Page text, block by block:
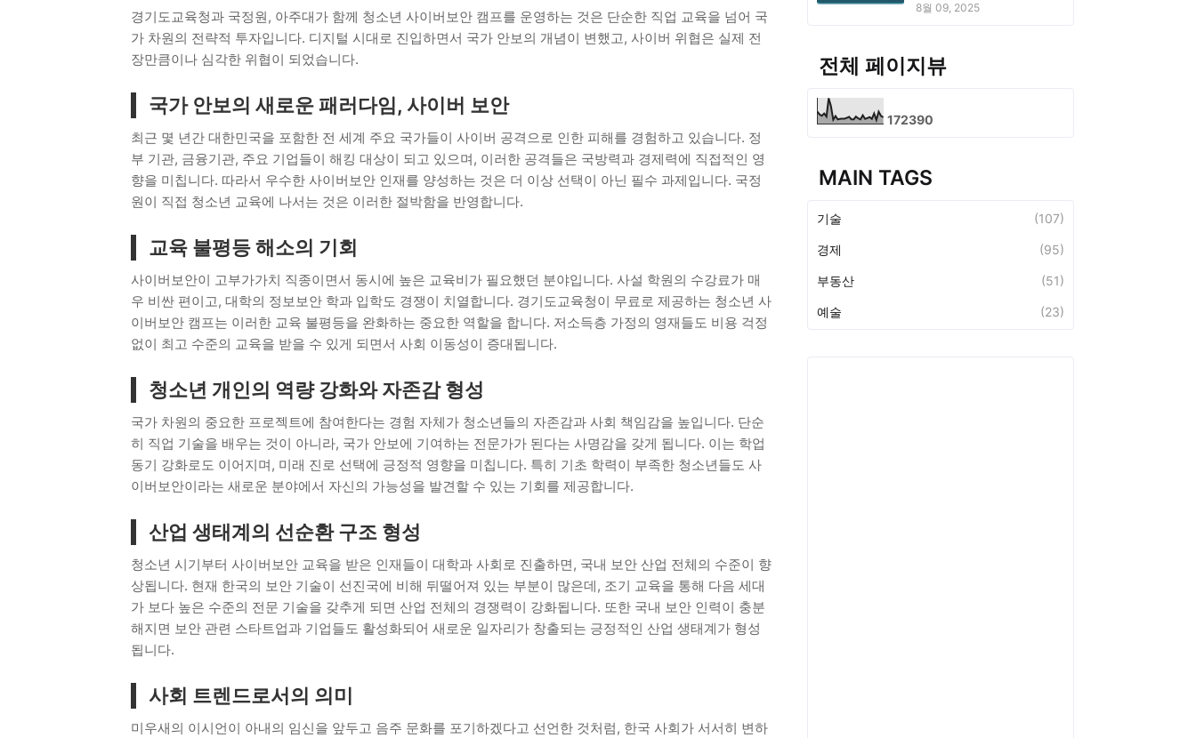
경기도교육청과 국정원, 아주대가 함께 청소년 사이버보안 캠프를 운영하는 것은 단순한 직업 교육을 넘어 국
가 차원의 전략적 투자입니다. 디지털 시대로 진입하면서 국가 안보의 개념이 변했고, 사이버 위협은 실제 전
장만큼이나 심각한 위협이 되었습니다.
국가 안보의 새로운 패러다임, 사이버 보안
최근 몇 년간 대한민국을 포함한 전 세계 주요 국가들이 사이버 공격으로 인한 피해를 경험하고 있습니다. 정
부 기관, 금융기관, 주요 기업들이 해킹 대상이 되고 있으며, 이러한 공격들은 국방력과 경제력에 직접적인 영
향을 미칩니다. 따라서 우수한 사이버보안 인재를 양성하는 것은 더 이상 선택이 아닌 필수 과제입니다. 국정
원이 직접 청소년 교육에 나서는 것은 이러한 절박함을 반영합니다.
교육 불평등 해소의 기회
사이버보안이 고부가가치 직종이면서 동시에 높은 교육비가 필요했던 분야입니다. 사설 학원의 수강료가 매
우 비싼 편이고, 대학의 정보보안 학과 입학도 경쟁이 치열합니다. 경기도교육청이 무료로 제공하는 청소년 사
이버보안 캠프는 이러한 교육 불평등을 완화하는 중요한 역할을 합니다. 저소득층 가정의 영재들도 비용 걱정
없이 최고 수준의 교육을 받을 수 있게 되면서 사회 이동성이 증대됩니다.
청소년 개인의 역량 강화와 자존감 형성
국가 차원의 중요한 프로젝트에 참여한다는 경험 자체가 청소년들의 자존감과 사회 책임감을 높입니다. 단순
히 직업 기술을 배우는 것이 아니라, 국가 안보에 기여하는 전문가가 된다는 사명감을 갖게 됩니다. 이는 학업
동기 강화로도 이어지며, 미래 진로 선택에 긍정적 영향을 미칩니다. 특히 기초 학력이 부족한 청소년들도 사
이버보안이라는 새로운 분야에서 자신의 가능성을 발견할 수 있는 기회를 제공합니다.
산업 생태계의 선순환 구조 형성
청소년 시기부터 사이버보안 교육을 받은 인재들이 대학과 사회로 진출하면, 국내 보안 산업 전체의 수준이 향
상됩니다. 현재 한국의 보안 기술이 선진국에 비해 뒤떨어져 있는 부분이 많은데, 조기 교육을 통해 다음 세대
가 보다 높은 수준의 전문 기술을 갖추게 되면 산업 전체의 경쟁력이 강화됩니다. 또한 국내 보안 인력이 충분
해지면 보안 관련 스타트업과 기업들도 활성화되어 새로운 일자리가 창출되는 긍정적인 산업 생태계가 형성
됩니다.
사회 트렌드로서의 의미
미우새의 이시언이 아내의 임신을 앞두고 음주 문화를 포기하겠다고 선언한 것처럼, 한국 사회가 서서히 변하
8월 09, 2025
전체 페이지뷰
172390
MAIN TAGS
기술 (107)
경제 (95)
부동산 (51)
예술 (23)